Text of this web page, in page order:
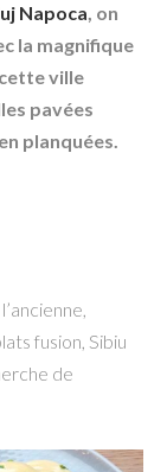
Napoca, on
la magnifique
ville
pavées
planquées.
fusion, Sibiu
de